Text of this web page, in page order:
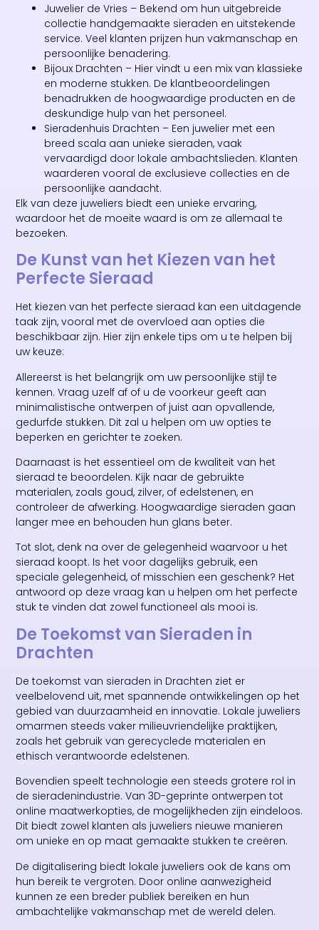
Juwelier de Vries – Bekend om hun uitgebreide
collectie handgemaakte sieraden en uitstekende
service. Veel klanten prijzen hun vakmanschap en
persoonlijke benadering.
Bijoux Drachten – Hier vindt u een mix van klassieke
en moderne stukken. De klantbeoordelingen
benadrukken de hoogwaardige producten en de
deskundige hulp van het personeel.
Sieradenhuis Drachten – Een juwelier met een
breed scala aan unieke sieraden, vaak
vervaardigd door lokale ambachtslieden. Klanten
waarderen vooral de exclusieve collecties en de
persoonlijke aandacht.
Elk van deze juweliers biedt een unieke ervaring,
waardoor het de moeite waard is om ze allemaal te
bezoeken.
De Kunst van het Kiezen van het
Perfecte Sieraad
Het kiezen van het perfecte sieraad kan een uitdagende
taak zijn, vooral met de overvloed aan opties die
beschikbaar zijn. Hier zijn enkele tips om u te helpen bij
uw keuze:
Allereerst is het belangrijk om uw persoonlijke stijl te
kennen. Vraag uzelf af of u de voorkeur geeft aan
minimalistische ontwerpen of juist aan opvallende,
gedurfde stukken. Dit zal u helpen om uw opties te
beperken en gerichter te zoeken.
Daarnaast is het essentieel om de kwaliteit van het
sieraad te beoordelen. Kijk naar de gebruikte
materialen, zoals goud, zilver, of edelstenen, en
controleer de afwerking. Hoogwaardige sieraden gaan
langer mee en behouden hun glans beter.
Tot slot, denk na over de gelegenheid waarvoor u het
sieraad koopt. Is het voor dagelijks gebruik, een
speciale gelegenheid, of misschien een geschenk? Het
antwoord op deze vraag kan u helpen om het perfecte
stuk te vinden dat zowel functioneel als mooi is.
De Toekomst van Sieraden in
Drachten
De toekomst van sieraden in Drachten ziet er
veelbelovend uit, met spannende ontwikkelingen op het
gebied van duurzaamheid en innovatie. Lokale juweliers
omarmen steeds vaker milieuvriendelijke praktijken,
zoals het gebruik van gerecyclede materialen en
ethisch verantwoorde edelstenen.
Bovendien speelt technologie een steeds grotere rol in
de sieradenindustrie. Van 3D-geprinte ontwerpen tot
online maatwerkopties, de mogelijkheden zijn eindeloos.
Dit biedt zowel klanten als juweliers nieuwe manieren
om unieke en op maat gemaakte stukken te creëren.
De digitalisering biedt lokale juweliers ook de kans om
hun bereik te vergroten. Door online aanwezigheid
kunnen ze een breder publiek bereiken en hun
ambachtelijke vakmanschap met de wereld delen.